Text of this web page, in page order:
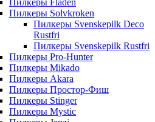
Пилкеры Fladen
Пилкеры Solvkroken
Пилкеры Svenskepilk Deco
Rustfri
Пилкеры Svenskepilk Rustfri
Пилкеры Pro-Hunter
Пилкеры Mikado
Пилкеры Akara
Пилкеры Простор-Фиш
Пилкеры Stinger
Пилкеры Mystic